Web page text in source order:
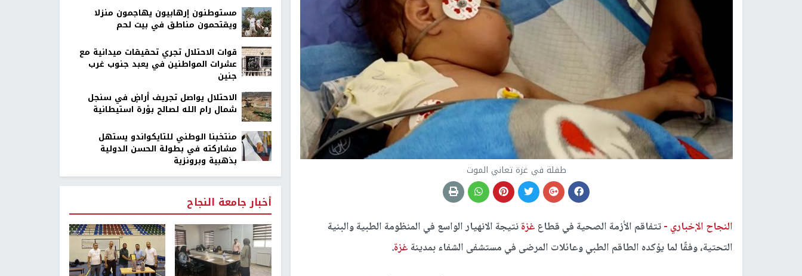
طفلة في غزة تعاني الموت
النجاح الإخباري -تتفاقم الأزمة الصحية في قطاع غزةنتيجة الانهيار الواسع في المنظومة الطبية والبنية
التحتية، وفقًا لما يؤكده الطاقم الطبي وعائلات المرضى في مستشفى الشفاء بمدينةغزة.
مستوطنون إرهابيون يهاجمون منزلا
ويقتحمون مناطق في بيت لحم
قوات الاحتلال تجري تحقيقات ميدانية مع
عشرات المواطنين في يعبد جنوب غرب
جنين
الاحتلال يواصل تجريف أراضٍ في سنجل
شمال رام الله لصالح بؤرة استيطانية
منتخبنا الوطني للتايكواندو يستهل
مشاركته في بطولة الحسن الدولية
بذهبية وبرونزية
أخبار جامعة النجاح